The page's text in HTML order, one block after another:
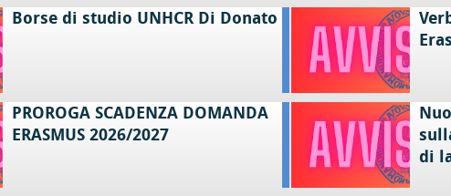
Borse di studio UNHCR Di Donato
PROROGA SCADENZA DOMANDA
ERASMUS 2026/2027
di